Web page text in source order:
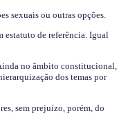
sexuais ou outras opções.
estatuto de referência. Igual
no âmbito constitucional,
dos temas por
sem prejuízo, porém, do